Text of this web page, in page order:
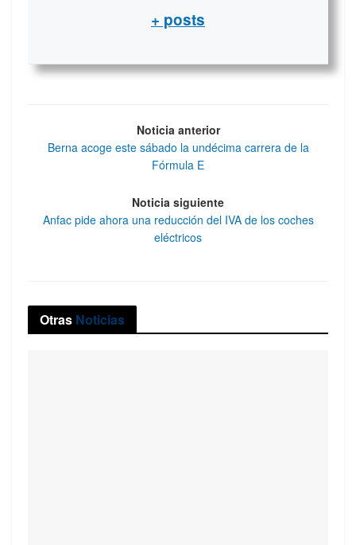
+ posts
Noticia anterior
Berna acoge este sábado la undécima carrera de la
Fórmula E
Noticia siguiente
Anfac pide ahora una reducción del IVA de los coches
eléctricos
Otras Noticias